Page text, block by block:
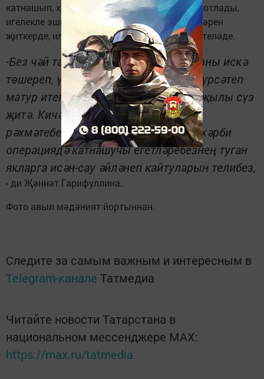
катнашып, хатын-кызларны бәйрәм белән котлады,
игелекле эшкә кушылучыларга рәхмәт сүзләрен
җиткерде, ил-көннәребезнең тыныч булуын теләде.
-Без чәй табыны артында яшь чакларны искә
төшереп, үзебезнең осталыкларны күрсәтеп
матур итеп ял иттек. Кешегә бит бер җылы сүз
җитә. Кичәне оештыручыларга зур
рәхмәтебезне белдерәбез. Ә махсус хәрби
операциядә катнашучы егетләребезнең туган
якларга исән-сау әйләнеп кайтуларын телибез,
- ди Җәннәт Гарифуллина.
Фото авыл мәдәният йортыннан.
Следите за самым важным и интересным в
Telegram-канале Татмедиа
Читайте новости Татарстана в
национальном мессенджере MАХ:
https://max.ru/tatmedia